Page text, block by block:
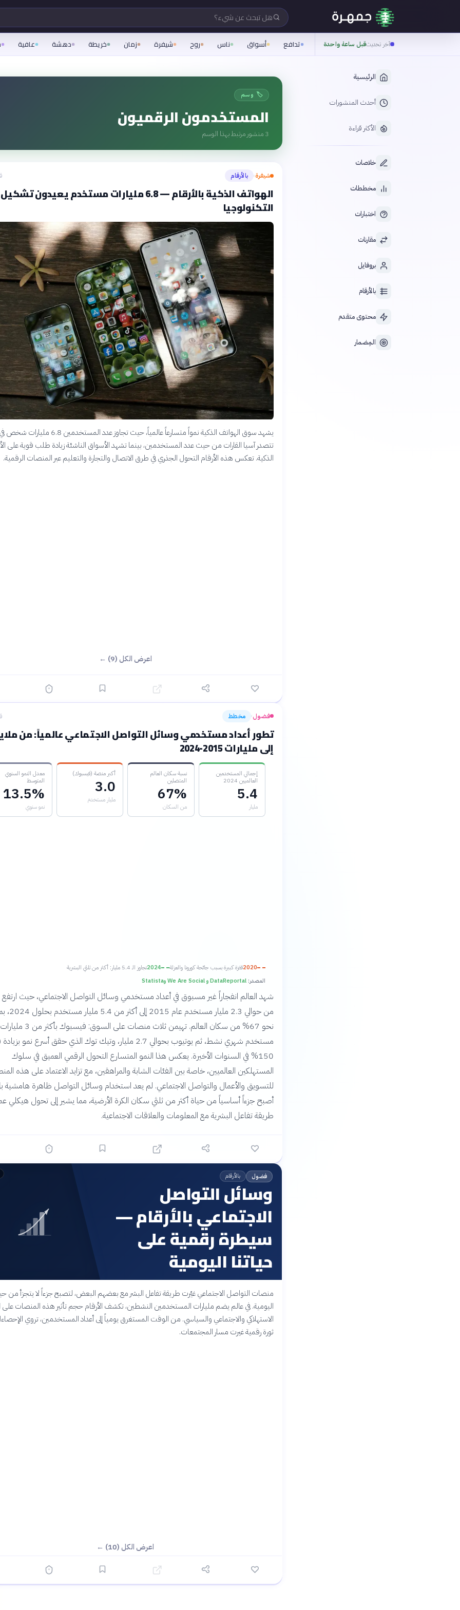
هل تبحث عن شيء؟
آخر تحديثقبل ساعة واحدة تدافع أسواق ناس روح شيفرة زمان خريطة دهشة عافية
الرئيسية
أحدث المنشورات
الأكثر قراءة
خلاصات
مخططات
اختبارات
مقارنات
بروفايل
بالأرقام
محتوى متقدم
المِضمار
🏷️ وسم
المستخدمون الرقميون
3 منشور مرتبط بهذا الوسم
شيفرة› بالأرقام
الهواتف الذكية بالأرقام — 6.8 مليارات مستخدم يعيدون تشكيل
التكنولوجيا
تتصدر آسيا القارات من حيث عدد المستخدمين، بينما تشهد الأسواق الناشئة زيادة طلب قوية على
الذكية. تعكس هذه الأرقام التحول الجذري في طرق الاتصال والتجارة والتعليم عبر المنصات الرقمية.
اعرض الكل (9) ←
فضول› مخطط
تطور أعداد مستخدمي وسائل التواصل الاجتماعي عالمياً: من
إلى مليارات 2015-2024
إجمالي المستخدمين
العالميين 2024
5.4
مليار
نسبة سكان العالم
المتصلين
67%
من السكان
أكبر منصة (فيسبوك)
3.0
مليار مستخدم
معدل النمو السنوي
المتوسط
13.5%
نمو سنوي
2020قفزة كبيرة بسبب جائحة كورونا والعزلة 2024تجاوز الـ 5.4 مليار: أكثر من ثلثي البشرية
المصدر: DataReportal و We Are Social وStatista
شهد العالم انفجاراً غير مسبوق في أعداد مستخدمي وسائل التواصل الاجتماعي، حيث ارتفع
من حوالي 2.3 مليار
نحو 67% من سكان العالم. تهيمن ثلاث منصات على السوق: فيسبوك بأكثر من 3 مليارات
مستخدم شهري نشط، ثم يوتيوب بحوالي 2.7 مليار، وتيك توك الذي حقق أسرع نمو
150% في السنوات الأخيرة. يعكس هذا النمو المتسارع التحول الرقمي العميق في سلوك
المستهلكين العالميين، خاصة بين الفئات الشابة والمراهقين، مع تزايد الاعتماد على هذه
للتسويق والأعمال والتواصل الاجتماعي. لم يعد استخدام وسائل التواصل ظاهرة هامشية
أصبح جزءاً أساسياً من حياة أكثر من ثلثي سكان الكرة الأرضية، مما يشير إلى تحول هيكلي
طريقة تفاعل البشرية مع المعلومات والعلاقات الاجتماعية.
فضول بالأرقام
وسائل التواصل
الاجتماعي بالأرقام —
سيطرة رقمية على
حياتنا اليومية
منصات التواصل الاجتماعي غيّرت طريقة تفاعل البشر مع بعضهم البعض، لتصبح جزءاً لا يتجزأ من
اليومية. في عالم يضم مليارات المستخدمين النشطين، تكشف الأرقام حجم تأثير هذه المنصات
الاستهلاكي والاجتماعي والسياسي. من الوقت المستغرق يومياً إلى أعداد المستخدمين، تروي
ثورة رقمية غيرت مسار المجتمعات.
اعرض الكل (10) ←